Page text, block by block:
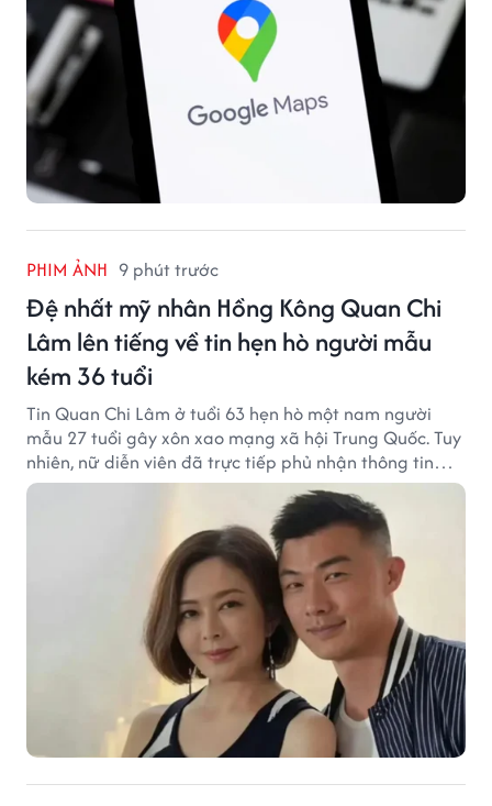
PHIM ẢNH 9 phút trước
Đệ nhất mỹ nhân Hồng Kông Quan Chi
Lâm lên tiếng về tin hẹn hò người mẫu
kém 36 tuổi
Tin Quan Chi Lâm ở tuổi 63 hẹn hò một nam người
mẫu 27 tuổi gây xôn xao mạng xã hội Trung Quốc. Tuy
nhiên, nữ diễn viên đã trực tiếp phủ nhận thông tin
này.